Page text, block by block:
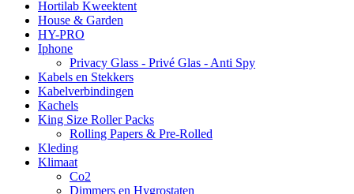
Hortilab Kweektent
House & Garden
HY-PRO
Iphone
Privacy Glass - Privé Glas - Anti Spy
Kabels en Stekkers
Kabelverbindingen
Kachels
King Size Roller Packs
Rolling Papers & Pre-Rolled
Kleding
Klimaat
Co2
Dimmers en Hygrostaten